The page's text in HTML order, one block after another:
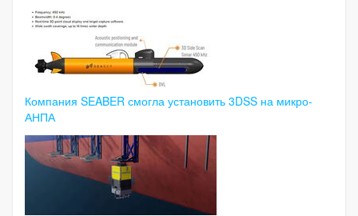
Компания SEABER смогла установить 3DSS на микро-
АНПА